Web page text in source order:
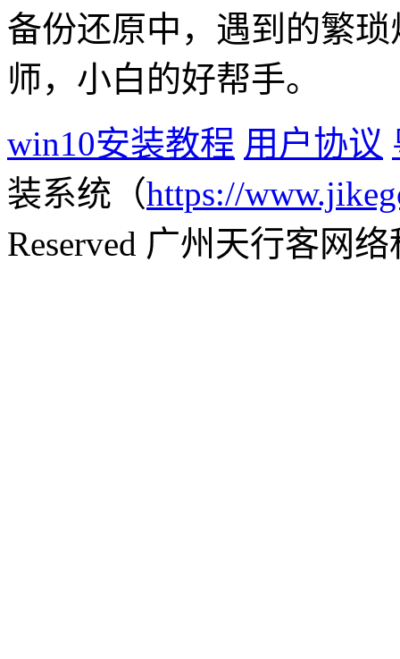
备份还原中，遇到的繁
师，小白的好帮手。
win10安装教程 用户协议
装系统（https://
Reserved 广州天行客网